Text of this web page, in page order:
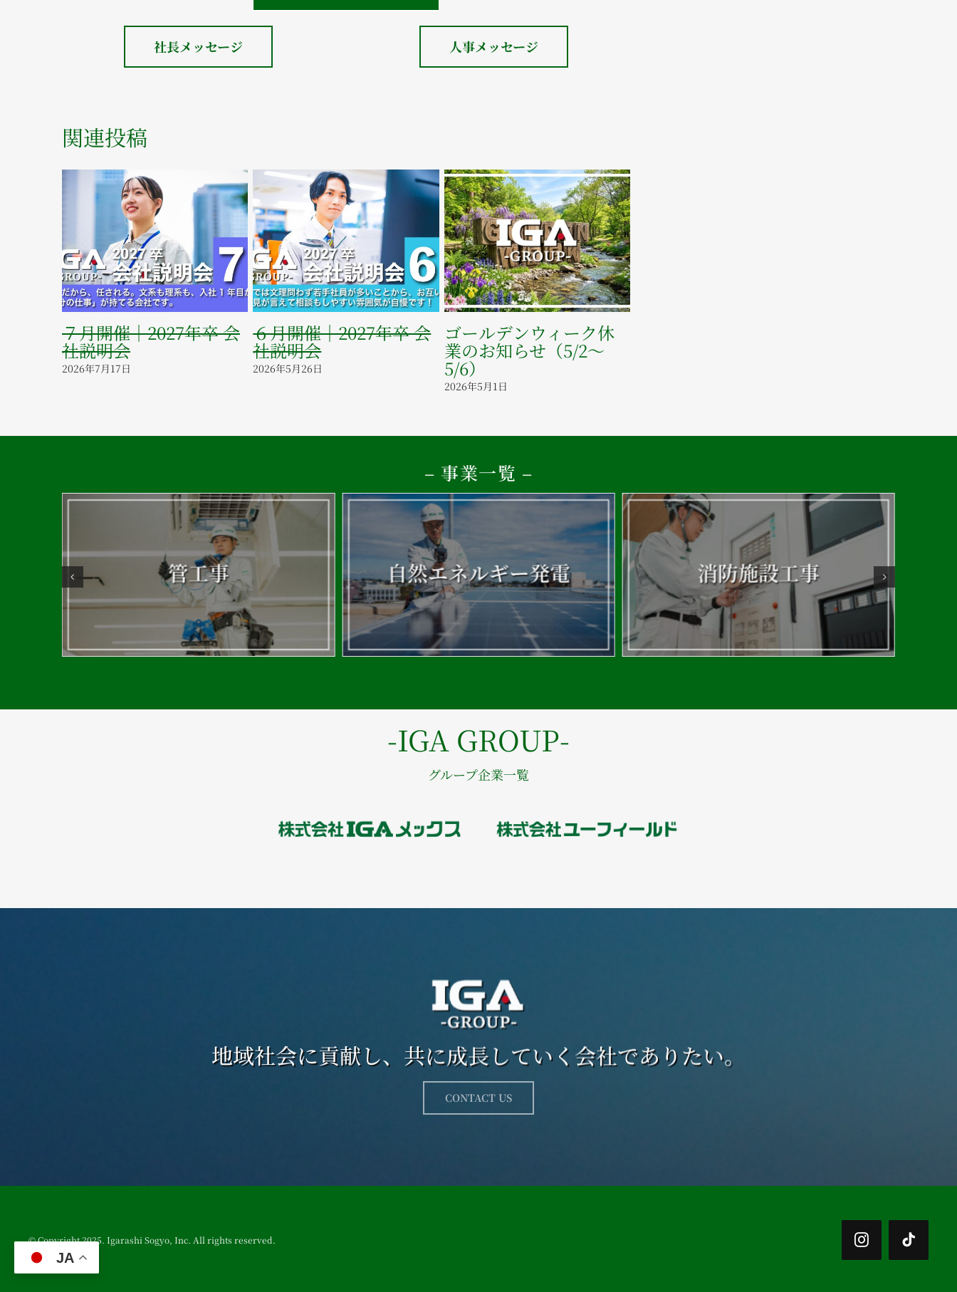
社長メッセージ 人事メッセージ
関連投稿
デンウィーク休
知らせ（5/2〜
５月開催｜2027年卒 会 夏季休業のご案内’26 令和8年（2026年）熊本
地震により被災された
皆様へ
– 事業一覧 –
-IGA GROUP-
グループ企業一覧
地域社会に貢献し、共に成長していく会社でありたい。
CONTACT US
© Copyright 2025. Igarashi Sogyo, Inc. All rights reserved.
JA